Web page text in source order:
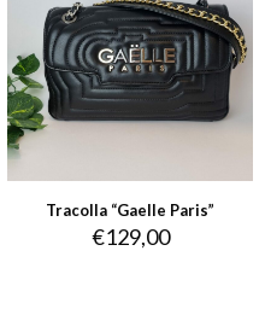
Tracolla “Gaelle Paris”
€129,00